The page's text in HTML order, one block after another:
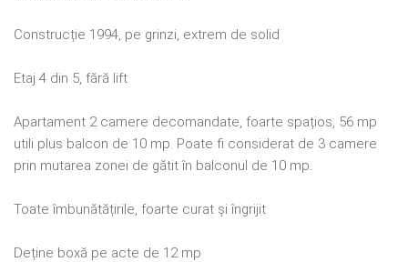
Construcție 1994, pe grinzi, extrem de solid
Etaj 4 din 5, fără lift
Apartament 2 camere decomandate, foarte spațios, 56 mp
utili plus balcon de 10 mp. Poate fi considerat de 3 camere
prin mutarea zonei de gătit în balconul de 10 mp.
Toate îmbunătățirile, foarte curat și îngrijit
Deține boxă pe acte de 12 mp